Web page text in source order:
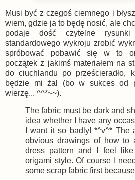
Musi być z czegoś ciemnego i
wiem, gdzie ja to będę nosić, ale
podaje dość czytelne
standardowego wykroju zrobić
spróbować pobawić się w to
początek z jakimś materiałem na
do ciuchlandu po prześcieradło,
będzie mi żal (bo w sukces od
wierzę... ^^*~~).
The fabric must be dark and
idea whether I have any
I want it so badly! *^v^* The
obvious drawings of how to
dress pattern and I feel
origami style. Of course I
some scrap fabric first